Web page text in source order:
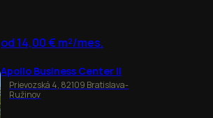
od 14,00 € m²/mes.
Apollo Business Center II
Prievozská 4, 82109 Bratislava-
Ružinov